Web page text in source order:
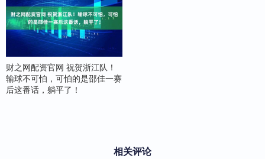
财之网配资官网 祝贺浙江队！
输球不可怕，可怕的是邵佳一赛
后这番话，躺平了！
相关评论